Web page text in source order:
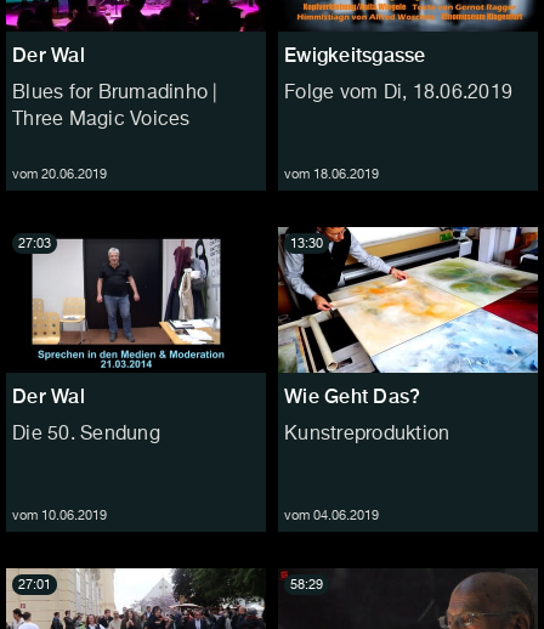
Der Wal
Blues for Brumadinho |
Three Magic Voices
vom 20.06.2019
Ewigkeitsgasse
Folge vom Di, 18.06.2019
vom 18.06.2019
Der Wal
Die 50. Sendung
vom 10.06.2019
27:03
Wie Geht Das?
Kunstreproduktion
vom 04.06.2019
13:30
27:01 58:29